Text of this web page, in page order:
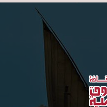
Skip to main content